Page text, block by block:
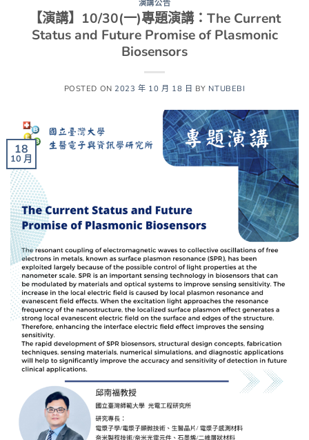
演講公告
【演講】10/30(一)專題演講：The Current
Status and Future Promise of Plasmonic
Biosensors
POSTED ON 2023 年 10 月 18 日 BY NTUBEBI
18
10 月